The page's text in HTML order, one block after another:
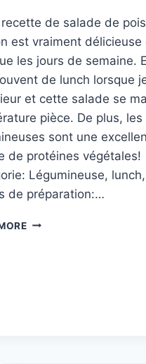
de salade de
est vraiment délicieuse
les jours de semaine.
de lunch lorsque
et cette salade se
pièce. De plus, les
sont une
de protéines végétales!
Légumineuse,
de préparation:…
SALADE